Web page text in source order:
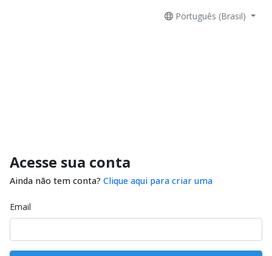
Português (Brasil)
Acesse sua conta
Ainda não tem conta? Clique aqui para criar uma
Email